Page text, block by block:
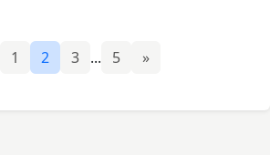
1 2 3 ... 5 »